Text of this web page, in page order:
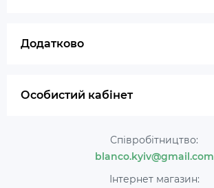
Додатково
Особистий кабінет
Співробітництво:
blanco.kyiv@gmail.com
Інтернет магазин: